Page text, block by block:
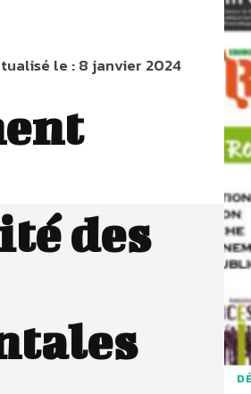
le :8 janvier 2024
des